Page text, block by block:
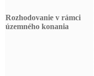
Rozhodovanie v rámci
územného konania